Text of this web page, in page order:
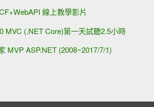
線上教學影片
MVC (.NET Core)第一天試聽2.5小時
MVP ASP.NET (2008~2017/7/1)